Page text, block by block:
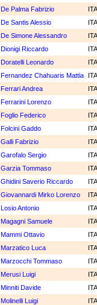
De Palma Fabrizio
De Santis Alessio
De Simone Alessandro
Dionigi Riccardo
Doratelli Leonardo
Fernandez Chahuaris Mattia
Ferrari Andrea
Ferrarini Lorenzo
Foglio Federico
Folcini Gaddo
Galli Fabrizio
Garofalo Sergio
Garzia Tommaso
Ghidini Saverio Riccardo
Giovannardi Mirko Lorenzo
Losio Antonio
Magagni Samuele
Mammi Ottavio
Marzatico Luca
Marzocchi Tommaso
Merusi Luigi
Minniti Davide
Molinelli Luigi